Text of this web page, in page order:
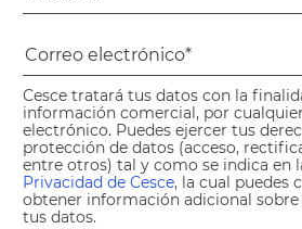
Cesce tratará tus datos con la
información comercial, por
electrónico. Puedes ejercer tus
protección de datos (acceso,
entre otros) tal y como se indica en
Privacidad de Cesce, la cual puedes
obtener información adicional
tus datos.